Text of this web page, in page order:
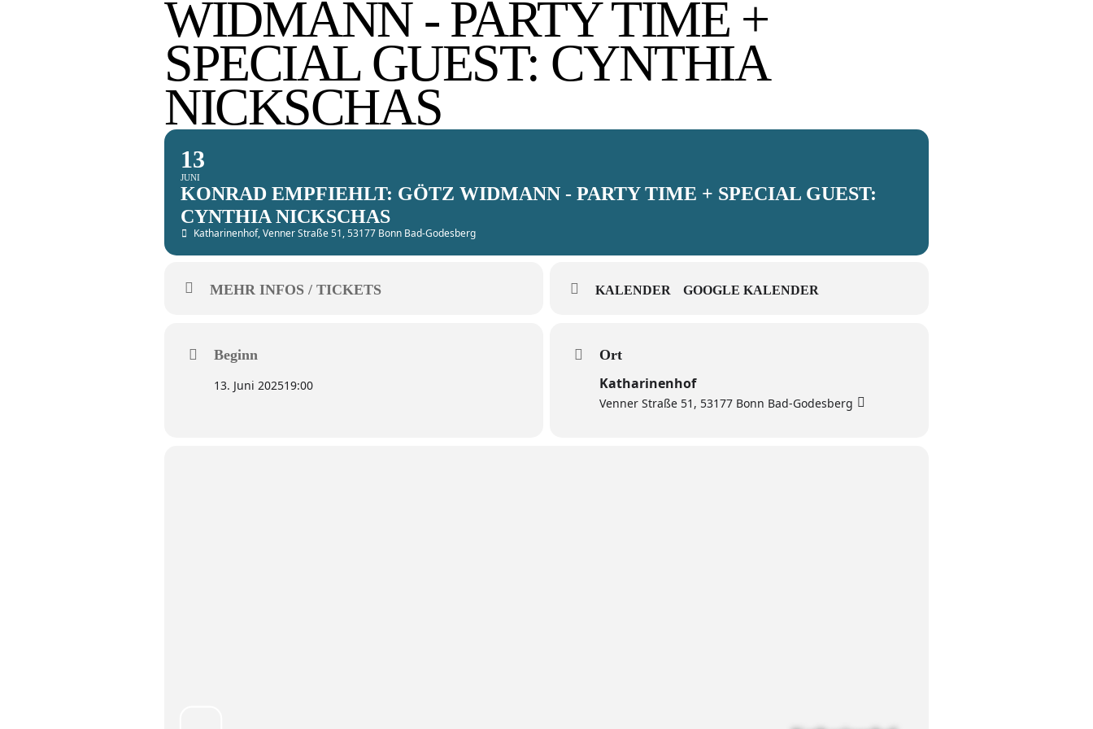
WIDMANN - PARTY TIME +
SPECIAL GUEST: CYNTHIA
NICKSCHAS
13
JUNI
KONRAD EMPFIEHLT: GÖTZ WIDMANN - PARTY TIME + SPECIAL GUEST:
CYNTHIA NICKSCHAS
Katharinenhof, Venner Straße 51, 53177 Bonn Bad-Godesberg
MEHR INFOS / TICKETS KALENDER GOOGLE KALENDER
Beginn
13. Juni 202519:00
Ort
Katharinenhof
Venner Straße 51, 53177 Bonn Bad-Godesberg